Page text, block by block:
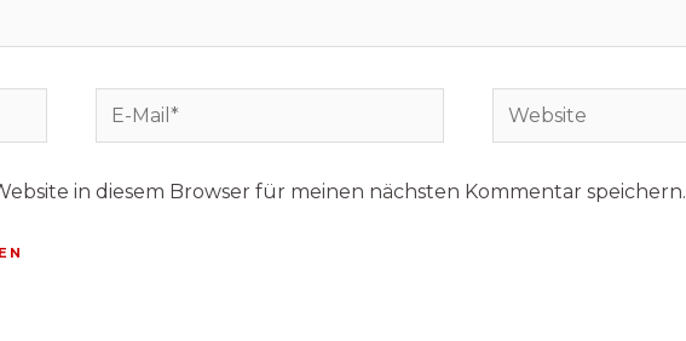
in diesem Browser für meinen nächsten Kommentar speichern.